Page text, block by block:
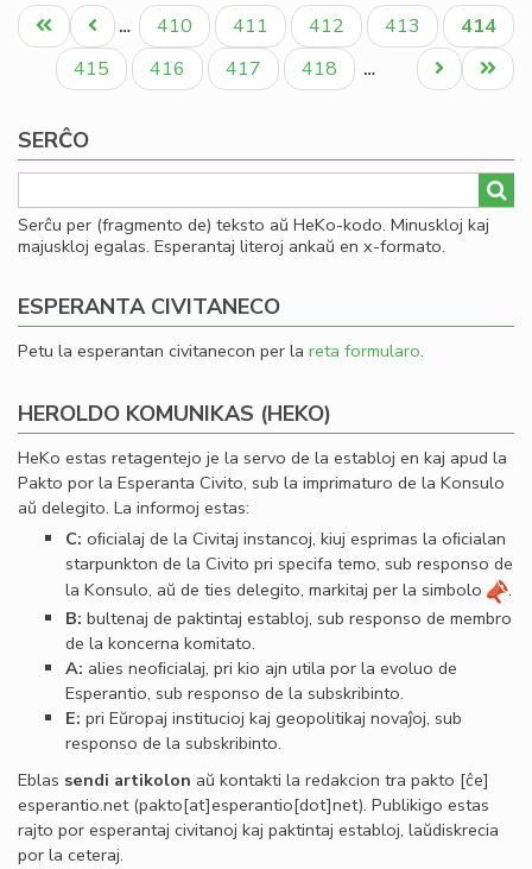
Deguĉi:
tibetema
protesto
Pagination
Unua
paĝo
Antaŭa
paĝo
… Paĝo
410 Paĝo
411 Paĝo
412 Paĝo
413
Aktuala
paĝo
414
Paĝo
415 Paĝo
416 Paĝo
417 Paĝo
418 …
Last
page
Next
page
SERĈO
Serĉu per (fragmento de) teksto aŭ HeKo-kodo. Minuskloj kaj
majuskloj egalas. Esperantaj literoj ankaŭ en x-formato.
ESPERANTA CIVITANECO
Petu la esperantan civitanecon per la reta formularo.
HEROLDO KOMUNIKAS (HEKO)
HeKo estas retagentejo je la servo de la establoj en kaj apud la
Pakto por la Esperanta Civito, sub la imprimaturo de la Konsulo
aŭ delegito. La informoj estas:
C: oﬁcialaj de la Civitaj instancoj, kiuj esprimas la oﬁcialan
starpunkton de la Civito pri specifa temo, sub responso de
la Konsulo, aŭ de ties delegito, markitaj per la simbolo
.
B: bultenaj de paktintaj establoj, sub responso de membro
de la koncerna komitato.
A: alies neoﬁcialaj, pri kio ajn utila por la evoluo de
Esperantio, sub responso de la subskribinto.
E: pri Eŭropaj institucioj kaj geopolitikaj novaĵoj, sub
responso de la subskribinto.
Eblas sendi artikolon aŭ kontakti la redakcion tra pakto [ĉe]
esperantio.net(pakto[at]esperantio[dot]net). Publikigo estas
rajto por esperantaj civitanoj kaj paktintaj establoj, laŭdiskrecia
por la ceteraj.